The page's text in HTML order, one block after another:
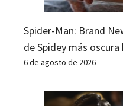
Spider-Man: Brand
de Spidey más
6 de agosto de 2026